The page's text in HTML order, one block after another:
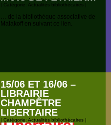
| Catégorie: Actualités bibliothécaires |
… de la bibliothèque associative de
Malakoff en suivant ce lien.
15/06 ET 16/06 –
LIBRAIRIE
CHAMPÊTRE
LIBERTAIRE
| Catégorie: Actualités bibliothécaires |